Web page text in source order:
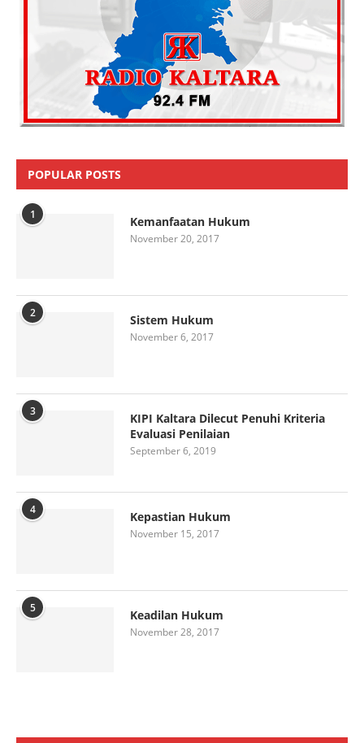
POPULAR POSTS
1 Kemanfaatan Hukum
November 20, 2017
2 Sistem Hukum
November 6, 2017
3
KIPI Kaltara Dilecut Penuhi Kriteria
Evaluasi Penilaian
September 6, 2019
4 Kepastian Hukum
November 15, 2017
5 Keadilan Hukum
November 28, 2017